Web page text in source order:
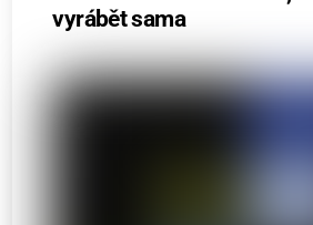
vyrábět sama